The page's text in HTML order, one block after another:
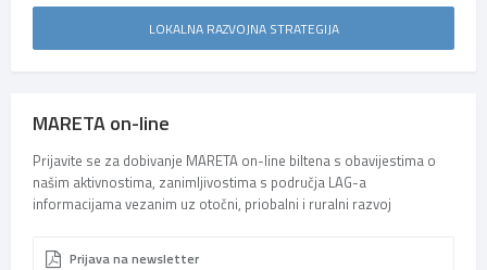
LOKALNA RAZVOJNA STRATEGIJA
MARETA on-line
Prijavite se za dobivanje MARETA on-line biltena s obavijestima o
našim aktivnostima, zanimljivostima s područja LAG-a
informacijama vezanim uz otočni, priobalni i ruralni razvoj
Prijava na newsletter